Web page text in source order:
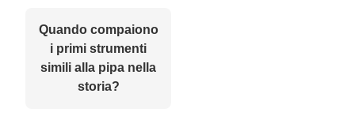
Quando compaiono
i primi strumenti
simili alla pipa nella
storia?